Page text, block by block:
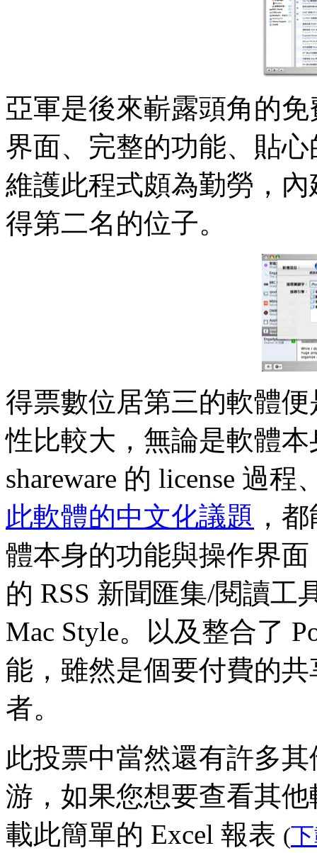
亞軍是後來嶄露頭角的免
界面、完整的功能、貼
維護此程式頗為勤勞，
得第二名的位子。
得票數位居第三的軟體
性比較大，無論是軟體本
shareware 的 license 過
此軟體的中文化議題 ，
體本身的功能與操作界
的 RSS 新聞匯集/閱讀工
Mac Style。以及整合了
能，雖然是個要付費的
者。
此投票中當然還有許多其
游，如果您想要查看其
載此簡單的 Excel 報表 (